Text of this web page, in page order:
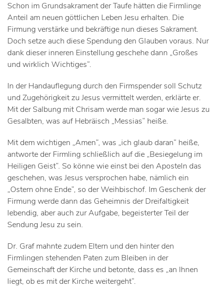
Schon im Grundsakrament der Taufe hätten die Firmlinge
Anteil am neuen göttlichen Leben Jesu erhalten. Die
Firmung verstärke und bekräftige nun dieses Sakrament.
Doch setze auch diese Spendung den Glauben voraus. Nur
dank dieser inneren Einstellung geschehe dann „Großes
und wirklich Wichtiges“.
In der Handauflegung durch den Firmspender soll Schutz
und Zugehörigkeit zu Jesus vermittelt werden, erklärte er.
Mit der Salbung mit Chrisam werde man sogar wie Jesus zu
Gesalbten, was auf Hebräisch „Messias“ heiße.
Mit dem wichtigen „Amen“, was „ich glaub daran“ heiße,
antworte der Firmling schließlich auf die „Besiegelung im
Heiligen Geist“. So könne wie einst bei den Aposteln das
geschehen, was Jesus versprochen habe, nämlich ein
„Ostern ohne Ende“, so der Weihbischof. Im Geschenk der
Firmung werde dann das Geheimnis der Dreifaltigkeit
lebendig, aber auch zur Aufgabe, begeisterter Teil der
Sendung Jesu zu sein.
Dr. Graf mahnte zudem Eltern und den hinter den
Firmlingen stehenden Paten zum Bleiben in der
Gemeinschaft der Kirche und betonte, dass es „an Ihnen
liegt, ob es mit der Kirche weitergeht“.